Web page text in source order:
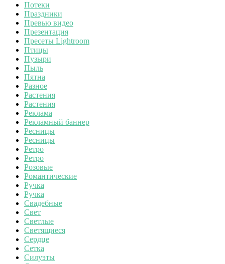
Потеки
Праздники
Превью видео
Презентация
Пресеты Lightroom
Птицы
Пузыри
Пыль
Пятна
Разное
Растения
Растения
Реклама
Рекламный баннер
Ресницы
Ресницы
Ретро
Ретро
Розовые
Романтические
Ручка
Ручка
Свадебные
Свет
Светлые
Светящиеся
Сердце
Сетка
Силуэты